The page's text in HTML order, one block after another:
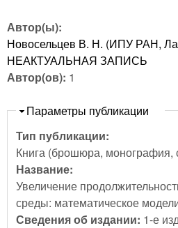
Автор(ы):
Новосельцев В. Н. (ИПУ РАН,
НЕАКТУАЛЬНАЯ ЗАПИСЬ
Автор(ов): 1
Скрыть
Параметры публикации
Тип публикации:
Книга (брошюра, монография,
Название:
Увеличение
среды: математическое
Сведения об издании: 1-е